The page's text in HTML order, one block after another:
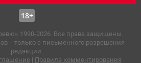
18+
1990-2026. Все права защищены.
– только с письменного разрешения
редакции.
| Правила комментирования